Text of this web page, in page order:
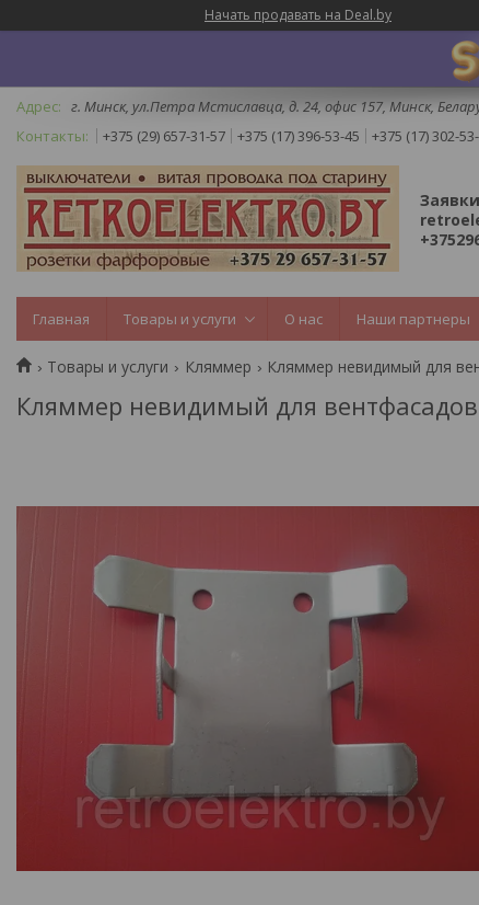
Начать продавать на Deal.by
г. Минск, ул.Петра Мстиславца, д. 24, офис 157, Минск,
+375 (29) 657-31-57
+375 (17) 396-53-45 +375 (17) 302-
Главная Товары и услуги О нас Наши партнеры
Товары и услуги Кляммер Кляммер невидимый для
Кляммер невидимый для вентфасадов